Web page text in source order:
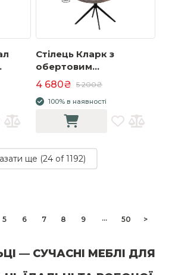
Стілець Кларк з
обертовим
механізмом, метал
сидіння тканина
600x610x880 бежевий
4 680₴ 5 200₴
100% в наявності
ще (24of 1192)
5 6 7 8 9 ... 50 >
— СУЧАСНІ МЕБЛІ ДЛЯ